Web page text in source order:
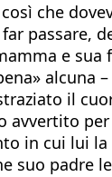
che
passare,
e sua
alcuna
il
avvertito
in cui lui la
suo padre